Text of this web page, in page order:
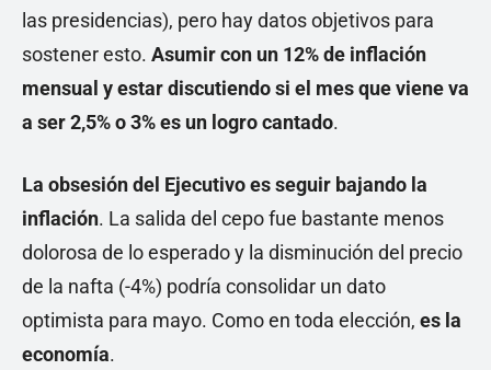
las presidencias), pero hay datos objetivos para
sostener esto. Asumir con un 12% de inflación
mensual y estar discutiendo si el mes que viene va
a ser 2,5% o 3% es un logro cantado.
La obsesión del Ejecutivo es seguir bajando la
inflación. La salida del cepo fue bastante menos
dolorosa de lo esperado y la disminución del precio
de la nafta (-4%) podría consolidar un dato
optimista para mayo. Como en toda elección, es la
economía.